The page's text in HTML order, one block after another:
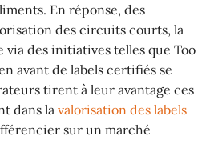
En réponse, des
des circuits courts, la
des initiatives telles que Too
avant de labels certifiés se
tirent à leur avantage ces
dans la valorisation des labels
sur un marché